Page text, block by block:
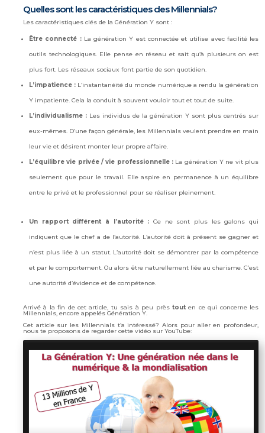
Quelles sont les caractéristiques des Millennials?
Les caractéristiques clés de la Génération Y sont :
Être connecté : La génération Y est connectée et utilise avec facilité les
outils technologiques. Elle pense en réseau et sait qu’à plusieurs on est
plus fort. Les réseaux sociaux font partie de son quotidien.
L’impatience : L’instantanéité du monde numérique a rendu la génération
Y impatiente. Cela la conduit à souvent vouloir tout et tout de suite.
L’individualisme : Les individus de la génération Y sont plus centrés sur
eux-mêmes. D’une façon générale, les Millennials veulent prendre en main
leur vie et désirent monter leur propre affaire.
L’équilibre vie privée / vie professionnelle : La génération Y ne vit plus
seulement que pour le travail. Elle aspire en permanence à un équilibre
entre le privé et le professionnel pour se réaliser pleinement.
Un rapport différent à l’autorité : Ce ne sont plus les galons qui
indiquent que le chef a de l’autorité. L’autorité doit à présent se gagner et
n’est plus liée à un statut. L’autorité doit se démontrer par la compétence
et par le comportement. Ou alors être naturellement liée au charisme. C’est
une autorité d’évidence et de compétence.
Arrivé à la fin de cet article, tu sais à peu près touten ce qui concerne les
Millennials, encore appelés Génération Y.
Cet article sur les Millennials t’a intéressé? Alors pour aller en profondeur,
nous te proposons de regarder cette vidéo sur YouTube: